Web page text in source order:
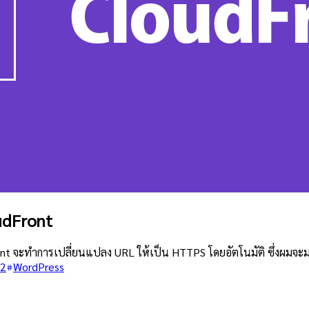
จะทำการเปลี่ยนแปลง URL ให้เป็น HTTPS โดยอัตโนมัติ ซึ่งผมจ
WordPress